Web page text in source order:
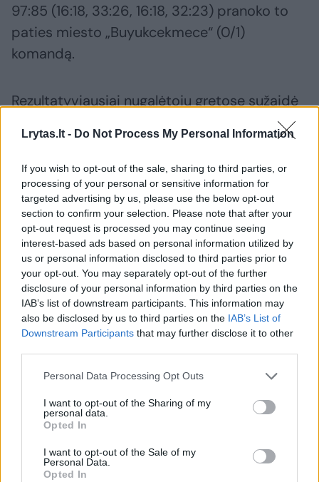
Lrytas.lt - Do Not Process My Personal Information
If you wish to opt-out of the sale, sharing to third parties, or
processing of your personal or sensitive information for
targeted advertising by us, please use the below opt-out
section to confirm your selection. Please note that after your
opt-out request is processed you may continue seeing
interest-based ads based on personal information utilized by
us or personal information disclosed to third parties prior to
your opt-out. You may separately opt-out of the further
disclosure of your personal information by third parties on the
IAB’s list of downstream participants. This information may
also be disclosed by us to third parties on the IAB’s List of
Downstream Participants that may further disclose it to other
Personal Data Processing Opt Outs
I want to opt-out of the Sharing of my
personal data.
Opted In
I want to opt-out of the Sale of my
Personal Data.
Opted In
97:85 (16:18, 33:26, 16:18, 32:23) pranoko to
paties miesto „Buyukcekmece“ (0/1)
komandą.
Rezultatyviausiai nugalėtojų gretose sužaidė
21 tašką įmetęs Sertačas Šanli, turkas taip
pat pridėjo ir 6 atkovotus kamuolius.
20 taškų pridėjo Melihas Mahmutoglu,
rezultatyvias rungtynes sužaidė ir latvis
Arturas Žagaras, jis pasižymėjo pelnydamas
19 taškų.
Susiję straipsniai